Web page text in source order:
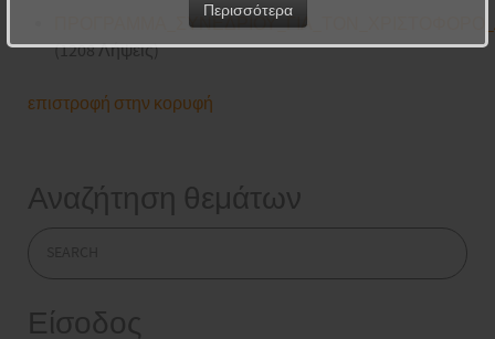
Περισσότερα
(1208 Λήψεις)
επιστροφή στην κορυφή
Αναζήτηση θεμάτων
Είσοδος